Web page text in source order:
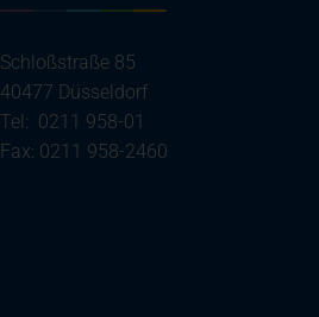
Schloßstraße 85
40477 Düsseldorf
Tel: 0211 958-01
Fax: 0211 958-2460